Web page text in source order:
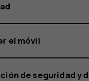
el móvil
de seguridad y